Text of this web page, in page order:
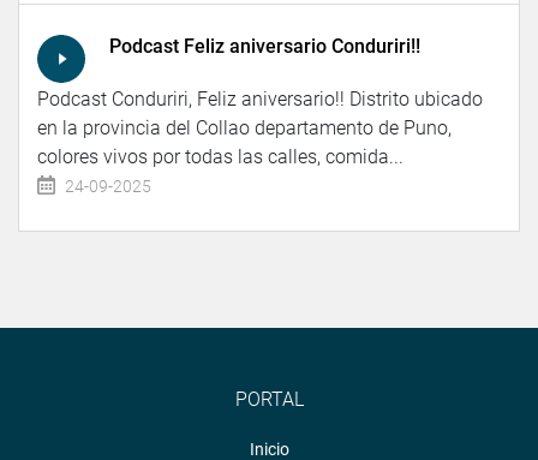
Podcast Feliz aniversario Conduriri!!
Podcast Conduriri, Feliz aniversario!! Distrito ubicado
en la provincia del Collao departamento de Puno,
colores vivos por todas las calles, comida...
24-09-2025
PORTAL
Inicio